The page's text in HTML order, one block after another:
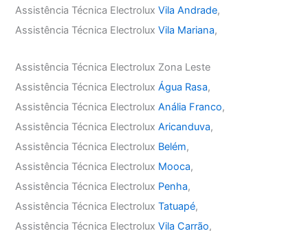
Assistência Técnica ElectroluxVila Andrade,
Assistência Técnica ElectroluxVila Mariana,
Assistência Técnica Electrolux Zona Leste
Assistência Técnica ElectroluxÁgua Rasa,
Assistência Técnica ElectroluxAnália Franco,
Assistência Técnica ElectroluxAricanduva,
Assistência Técnica Electrolux Belém,
Assistência Técnica Electrolux Mooca,
Assistência Técnica Electrolux Penha,
Assistência Técnica ElectroluxTatuapé,
Assistência Técnica ElectroluxVila Carrão,